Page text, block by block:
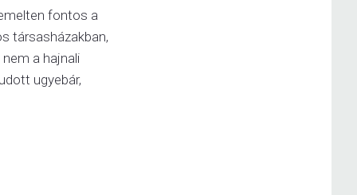
fontos a
társasházakban,
a hajnali
ugyebár,